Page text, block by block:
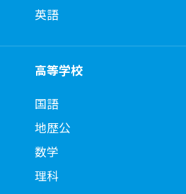
英語
高等学校
国語
地歴公
数学
理科